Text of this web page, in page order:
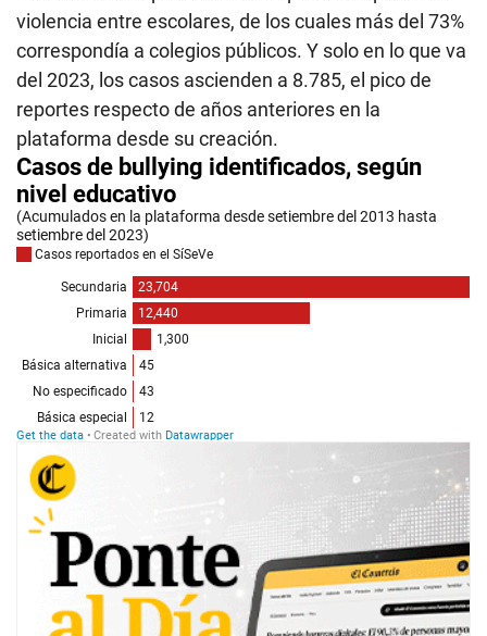
violencia entre escolares, de los cuales más del 73%
correspondía a colegios públicos. Y solo en lo que va
del 2023, los casos ascienden a 8.785, el pico de
reportes respecto de años anteriores en la
plataforma desde su creación.